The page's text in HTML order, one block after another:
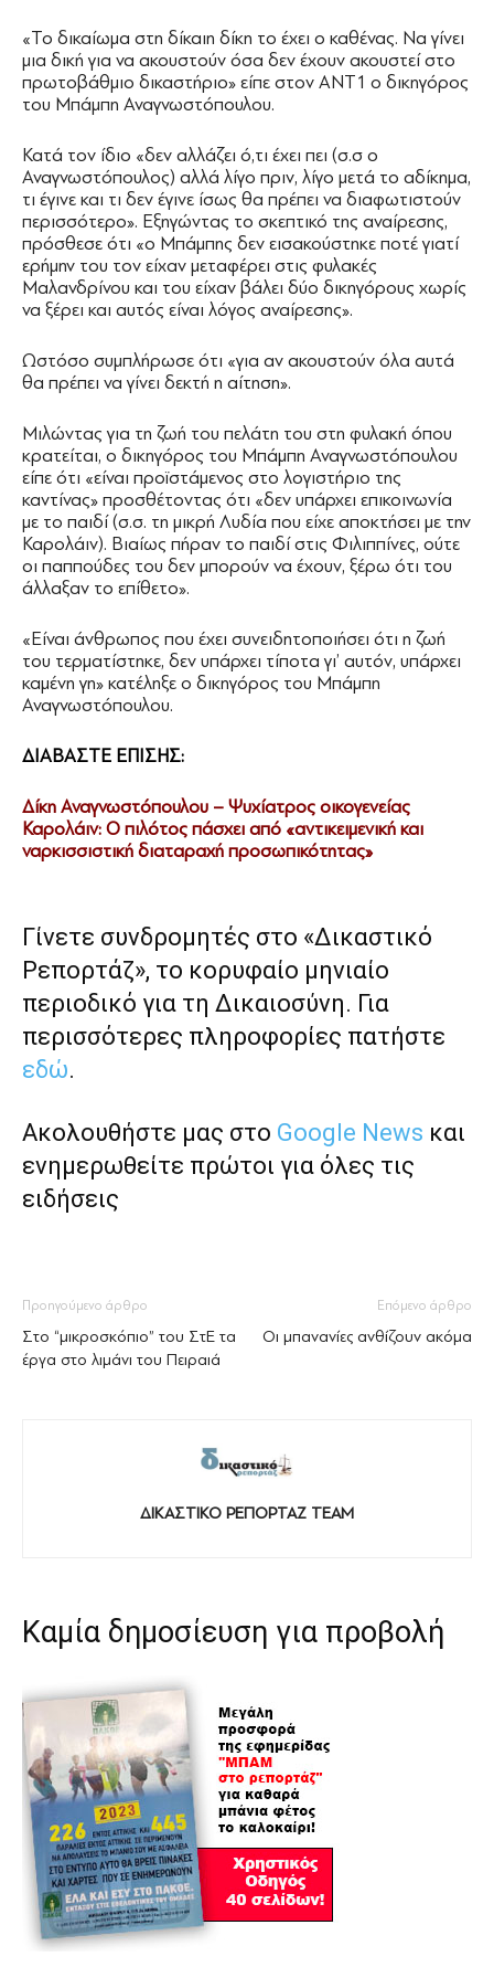
«Το δικαίωμα στη δίκαιη δίκη το έχει ο καθένας. Να γίνει
μια δική για να ακουστούν όσα δεν έχουν ακουστεί στο
πρωτοβάθμιο δικαστήριο» είπε στον ΑΝΤ1 ο δικηγόρος
του Μπάμπη Αναγνωστόπουλου.
Κατά τον ίδιο «δεν αλλάζει ό,τι έχει πει (σ.σ ο
Αναγνωστόπουλος) αλλά λίγο πριν, λίγο μετά το αδίκημα,
τι έγινε και τι δεν έγινε ίσως θα πρέπει να διαφωτιστούν
περισσότερο». Εξηγώντας το σκεπτικό της αναίρεσης,
πρόσθεσε ότι «ο Μπάμπης δεν εισακούστηκε ποτέ γιατί
ερήμην του τον είχαν μεταφέρει στις φυλακές
Μαλανδρίνου και του είχαν βάλει δύο δικηγόρους χωρίς
να ξέρει και αυτός είναι λόγος αναίρεσης».
Ωστόσο συμπλήρωσε ότι «για αν ακουστούν όλα αυτά
θα πρέπει να γίνει δεκτή η αίτηση».
Μιλώντας για τη ζωή του πελάτη του στη φυλακή όπου
κρατείται, ο δικηγόρος του Μπάμπη Αναγνωστόπουλου
είπε ότι «είναι προϊστάμενος στο λογιστήριο της
καντίνας» προσθέτοντας ότι «δεν υπάρχει επικοινωνία
με το παιδί (σ.σ. τη μικρή Λυδία που είχε αποκτήσει με την
Καρολάιν). Βιαίως πήραν το παιδί στις Φιλιππίνες, ούτε
οι παππούδες του δεν μπορούν να έχουν, ξέρω ότι του
άλλαξαν το επίθετο».
«Είναι άνθρωπος που έχει συνειδητοποιήσει ότι η ζωή
του τερματίστηκε, δεν υπάρχει τίποτα γι’ αυτόν, υπάρχει
καμένη γη» κατέληξε ο δικηγόρος του Μπάμπη
Αναγνωστόπουλου.
ΔΙΑΒΑΣΤΕ ΕΠΙΣΗΣ:
Δίκη Αναγνωστόπουλου – Ψυχίατρος οικογενείας
Καρολάιν: Ο πιλότος πάσχει από «αντικειμενική και
ναρκισσιστική διαταραχή προσωπικότητας»
Γίνετε συνδρομητές στο «Δικαστικό
Ρεπορτάζ», το κορυφαίο μηνιαίο
περιοδικό για τη Δικαιοσύνη. Για
περισσότερες πληροφορίες πατήστε
εδώ.
Ακολουθήστε μας στο Google News και
ενημερωθείτε πρώτοι για όλες τις
ειδήσεις
Προηγούμενο άρθρο
Στο “μικροσκόπιο” του ΣτΕ τα
έργα στο λιμάνι του Πειραιά
Επόμενο άρθρο
Οι μπανανίες ανθίζουν ακόμα
ΔΙΚΑΣΤΙΚΟ ΡΕΠΟΡΤΑΖ TEAM
Καμία δημοσίευση για προβολή